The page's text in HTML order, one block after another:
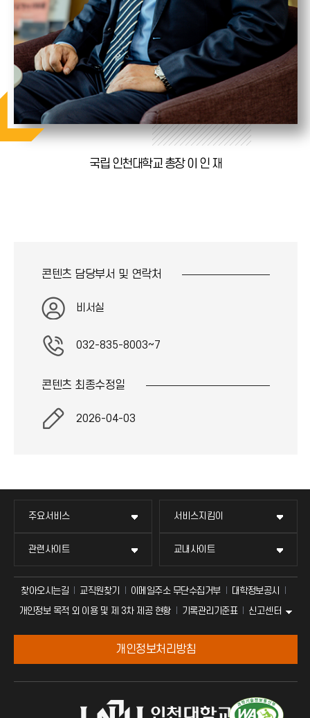
국립 인천대학교 총장 이 인 재
콘텐츠 담당부서 및 연락처
비서실
032-835-8003~7
콘텐츠 최종수정일
2026-04-03
주요서비스 서비스지킴이
관련사이트 교내사이트
찾아오시는길 교직원찾기 이메일주소 무단수집거부
대학정보공시
개인정보 목적 외 이용 및 제 3차 제공 현황
기록관리기준표 신고센터
개인정보처리방침